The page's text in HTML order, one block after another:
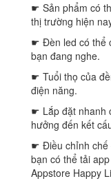
☛ Sản phẩm có
thị trường hiện
☛ Đèn led có thể
bạn đang nghe.
☛ Tuổi thọ của
điện năng.
☛ Lắp đặt nhanh
hưởng đến kết
☛ Điều chỉnh chế
bạn có thể tải
Appstore Happy